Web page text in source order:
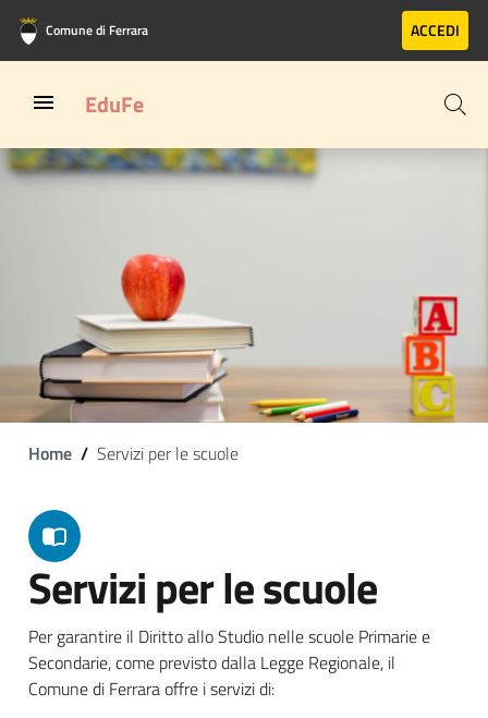
Vai al contenuto principale
Vai al footer
Comune di Ferrara ACCEDI
EduFe
Home Servizi per le scuole
Servizi per le scuole
Per garantire il Diritto allo Studio nelle scuole Primarie e
Secondarie, come previsto dalla Legge Regionale, il
Comune di Ferrara offre i servizi di: